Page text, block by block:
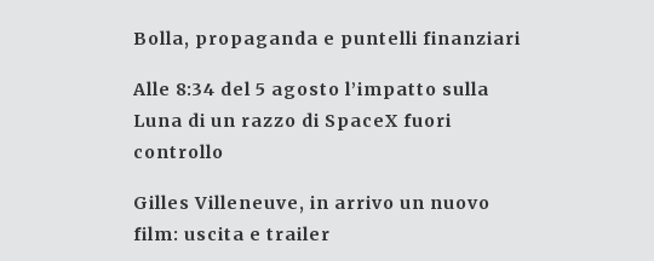
Bolla, propaganda e puntelli finanziari
Alle 8:34 del 5 agosto l’impatto sulla
Luna di un razzo di SpaceX fuori
controllo
Gilles Villeneuve, in arrivo un nuovo
film: uscita e trailer